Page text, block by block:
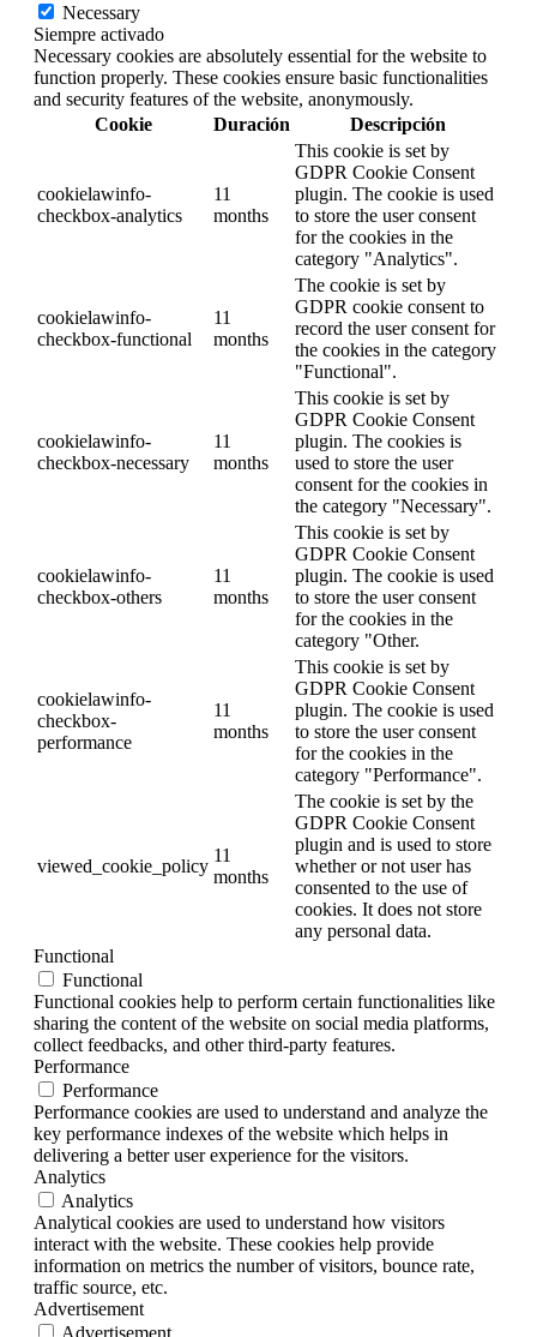
Necessary
Siempre activado
Necessary cookies are absolutely essential for the website to
function properly. These cookies ensure basic functionalities
and security features of the website, anonymously.
Cookie
Duración Descripción
cookielawinfo-
checkbox-analytics
11
months
This cookie is set by
GDPR Cookie Consent
plugin. The cookie is used
to store the user consent
for the cookies in the
category "Analytics".
cookielawinfo-
checkbox-functional
11
months
The cookie is set by
GDPR cookie consent to
record the user consent for
the cookies in the category
"Functional".
cookielawinfo-
checkbox-necessary
11
months
This cookie is set by
GDPR Cookie Consent
plugin. The cookies is
used to store the user
consent for the cookies in
the category "Necessary".
cookielawinfo-
checkbox-others
11
months
This cookie is set by
GDPR Cookie Consent
plugin. The cookie is used
to store the user consent
for the cookies in the
category "Other.
cookielawinfo-
checkbox-
performance
11
months
This cookie is set by
GDPR Cookie Consent
plugin. The cookie is used
to store the user consent
for the cookies in the
category "Performance".
viewed_cookie_policy
11
months
The cookie is set by the
GDPR Cookie Consent
plugin and is used to store
whether or not user has
consented to the use of
cookies. It does not store
any personal data.
Functional
Functional
Functional cookies help to perform certain functionalities like
sharing the content of the website on social media platforms,
collect feedbacks, and other third-party features.
Performance
Performance
Performance cookies are used to understand and analyze the
key performance indexes of the website which helps in
delivering a better user experience for the visitors.
Analytics
Analytics
Analytical cookies are used to understand how visitors
interact with the website. These cookies help provide
information on metrics the number of visitors, bounce rate,
traffic source, etc.
Advertisement
Advertisement